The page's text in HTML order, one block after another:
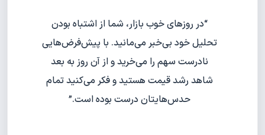
“در روزهای خوب بازار، شما از اشتباه بودن
تحلیل خود بی‌خبر می‌مانید. با پیش‌فرض‌هایی
نادرست سهم را می‌خرید و از آن روز به بعد
شاهد رشد قیمت هستید و فکر می‌کنید تمام
حدس‌هایتان درست بوده است.”